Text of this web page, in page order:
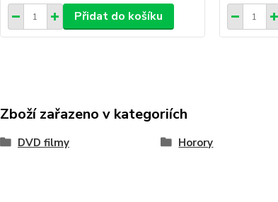
Přidat do košíku
Zboží zařazeno v kategoriích
DVD filmy Horory